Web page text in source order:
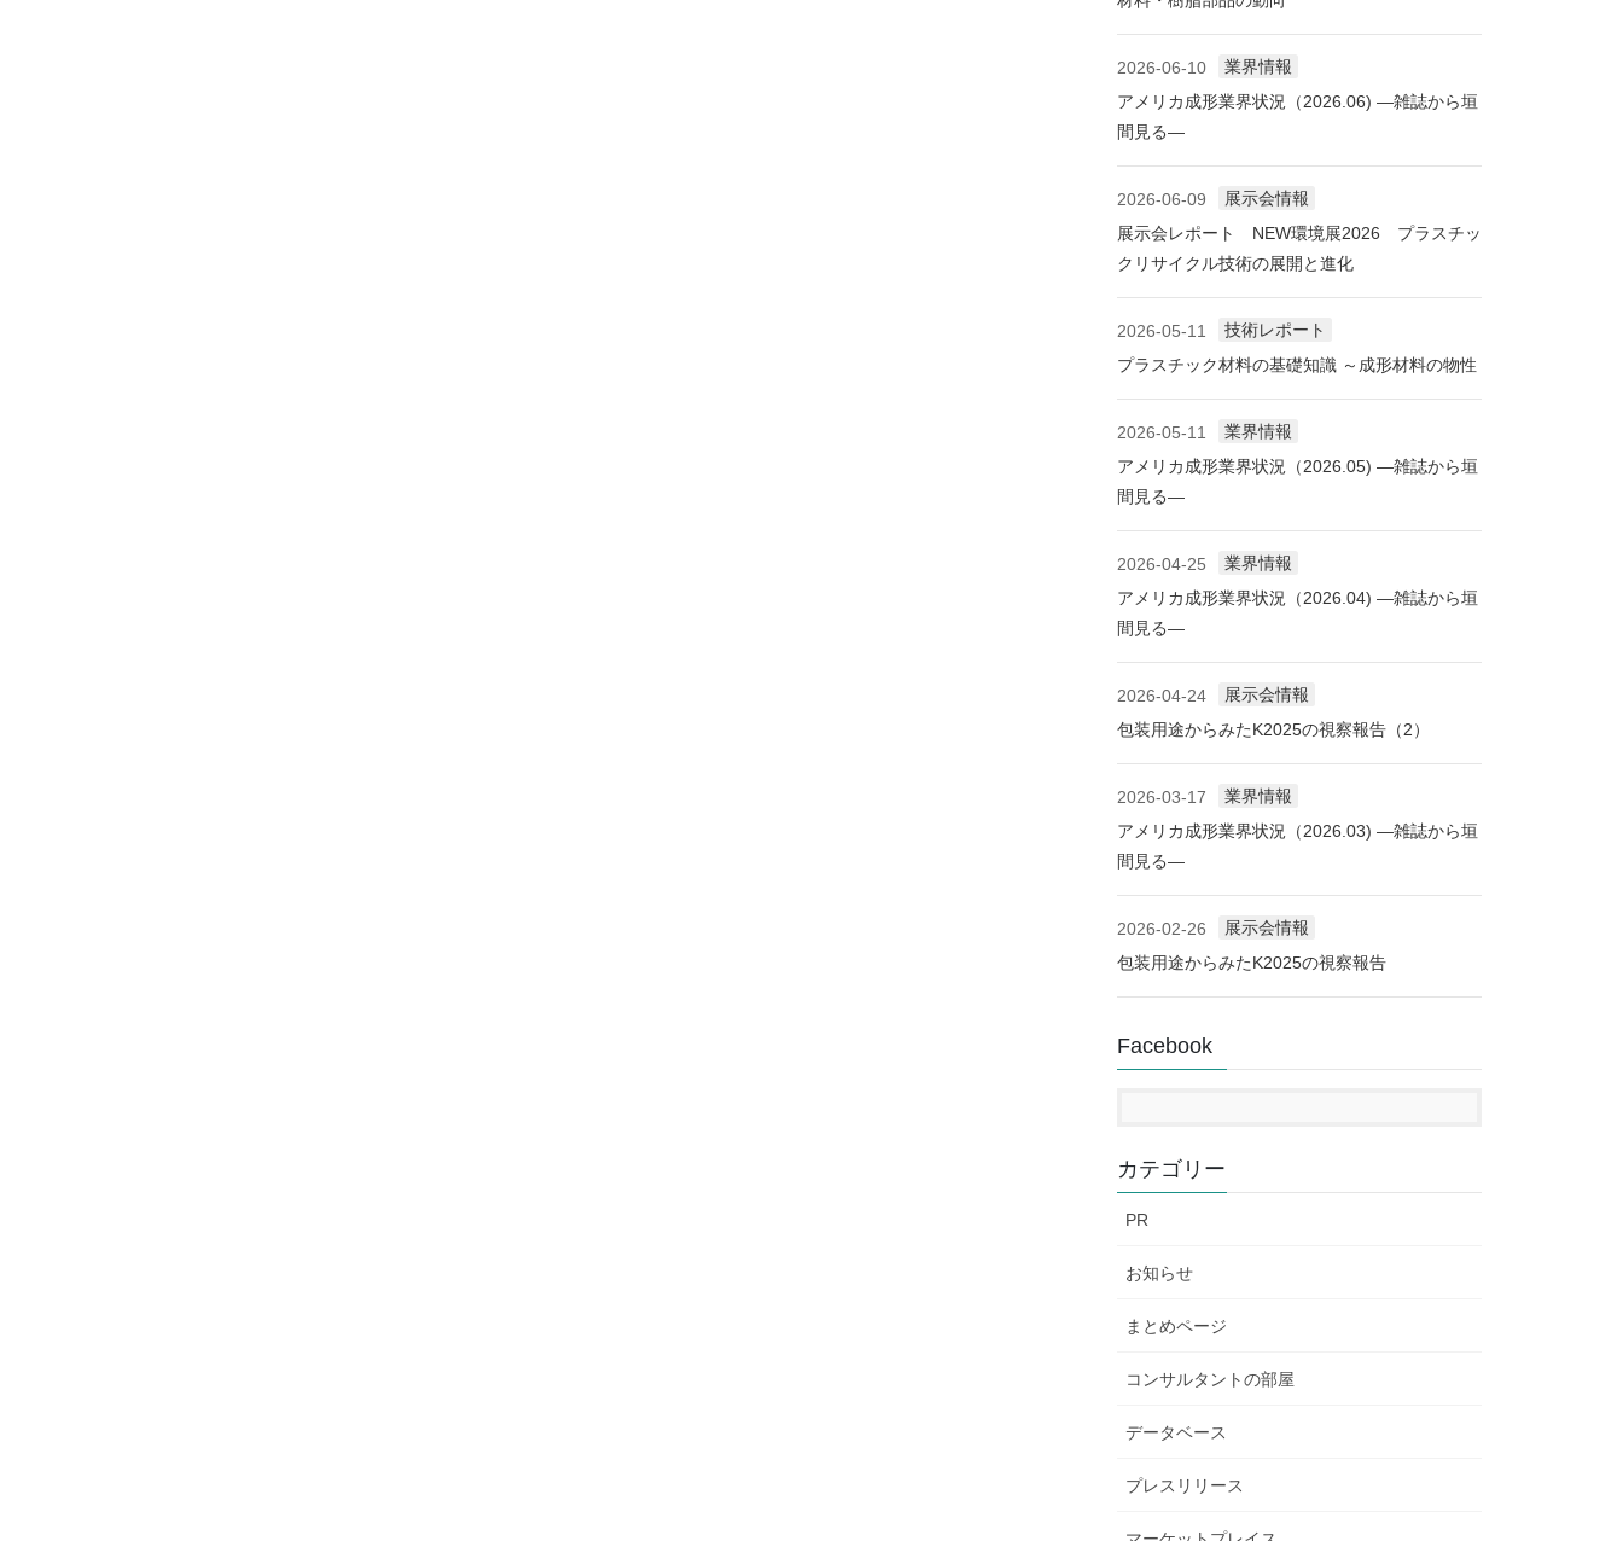
2026-06-10
業界情報
アメリカ成形業界状況（2026.06) ―雑誌から垣
間見る―
2026-06-09
展示会情報
展示会レポート NEW環境展2026 プラスチッ
クリサイクル技術の展開と進化
2026-05-11
技術レポート
プラスチック材料の基礎知識 ～成形材料の物性
2026-05-11
業界情報
アメリカ成形業界状況（2026.05) ―雑誌から垣
間見る―
2026-04-25
業界情報
アメリカ成形業界状況（2026.04) ―雑誌から垣
間見る―
2026-04-24
展示会情報
包装用途からみたK2025の視察報告（2）
2026-03-17
業界情報
アメリカ成形業界状況（2026.03) ―雑誌から垣
間見る―
2026-02-26
展示会情報
包装用途からみたK2025の視察報告
Facebook
カテゴリー
PR
お知らせ
まとめページ
コンサルタントの部屋
データベース
プレスリリース